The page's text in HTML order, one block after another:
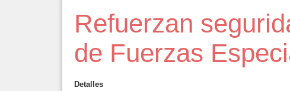
Refuerzan
de Fuerzas
Detalles